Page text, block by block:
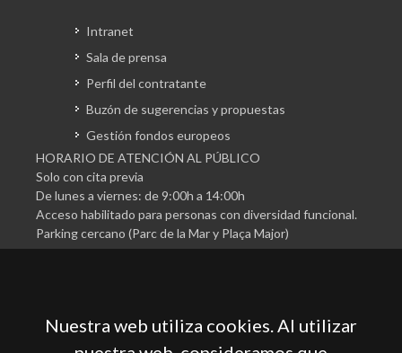
Intranet
Sala de prensa
Perfil del contratante
Buzón de sugerencias y propuestas
Gestión fondos europeos
HORARIO DE ATENCIÓN AL PÚBLICO
Solo con cita previa
De lunes a viernes: de 9:00h a 14:00h
Acceso habilitado para personas con diversidad funcional.
Parking cercano (Parc de la Mar y Plaça Major)
Nuestra web utiliza cookies. Al utilizar